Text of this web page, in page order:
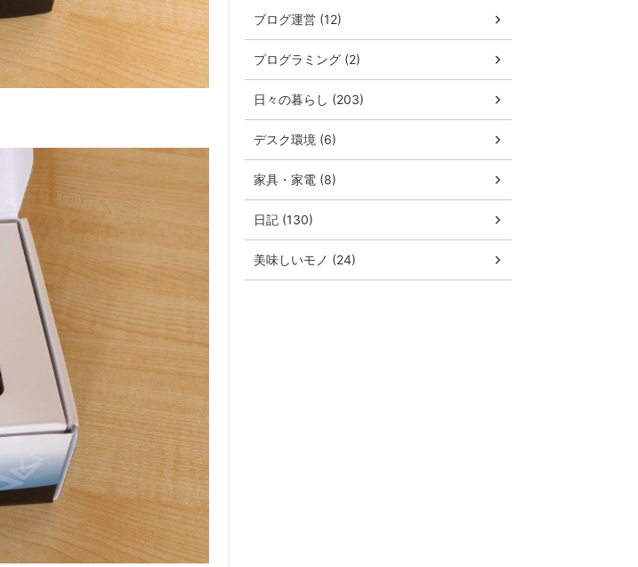
ブログ運営 (12)
プログラミング (2)
日々の暮らし (203)
デスク環境 (6)
家具・家電 (8)
日記 (130)
美味しいモノ (24)